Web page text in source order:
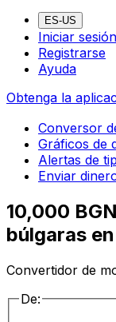
ES-US
Iniciar sesión
Registrarse
Ayuda
Obtenga la
Conversor
Gráficos de
Alertas de
Enviar
10,000
búlgaras
Convertidor de
De: